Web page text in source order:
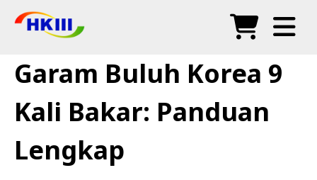
Soalan Lazim
Blog
Garam Buluh Korea 9
Kali Bakar: Panduan
Lengkap